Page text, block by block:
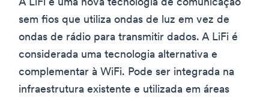
A LiFi é uma nova tecnologia de comunicação
sem fios que utiliza ondas de luz em vez de
ondas de rádio para transmitir dados. A LiFi é
considerada uma tecnologia alternativa e
complementar à WiFi. Pode ser integrada na
infraestrutura existente e utilizada em áreas